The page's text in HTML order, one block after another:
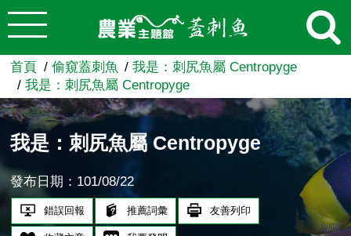
跳到主要內容
農業知識入口網
首頁 偷窺蓋刺魚
我是：刺尻魚屬 Centropyge
我是：刺尻魚屬 Centropyge
我是：刺尻魚屬 Centropyge
發布日期：101/08/22
錯誤回報 推薦詞彙 友善列印